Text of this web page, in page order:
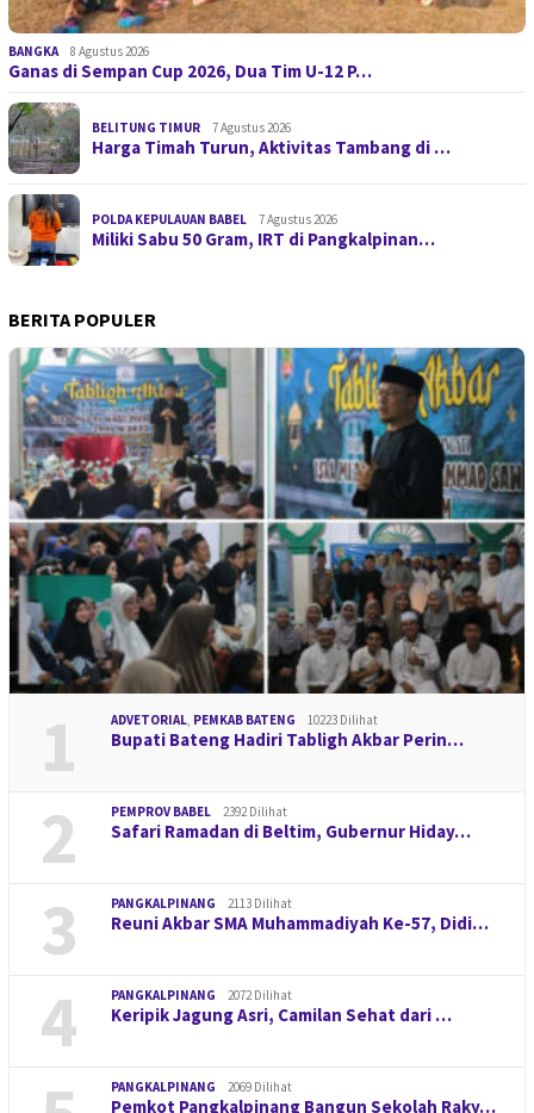
BANGKA 8 Agustus 2026
Ganas di Sempan Cup 2026, Dua Tim U-12 P…
BELITUNG TIMUR 7 Agustus 2026
Harga Timah Turun, Aktivitas Tambang di …
POLDA KEPULAUAN BABEL 7 Agustus 2026
Miliki Sabu 50 Gram, IRT di Pangkalpinan…
BERITA POPULER
1 ADVETORIAL PEMKAB BATENG 10223 Dilihat
Bupati Bateng Hadiri Tabligh Akbar Perin…
2 PEMPROV BABEL 2392 Dilihat
Safari Ramadan di Beltim, Gubernur Hiday…
3 PANGKALPINANG 2113 Dilihat
Reuni Akbar SMA Muhammadiyah Ke-57, Didi…
4 PANGKALPINANG 2072 Dilihat
Keripik Jagung Asri, Camilan Sehat dari …
PANGKALPINANG 2069 Dilihat
Pemkot Pangkalpinang Bangun Sekolah Raky…